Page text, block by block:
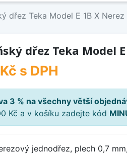
dřez Teka Model E 1B X Nerez
dřez Teka Model
s DPH
3 % na všechny větší
Kč a v košíku zadejte kód
jednodřez, plech 0,7